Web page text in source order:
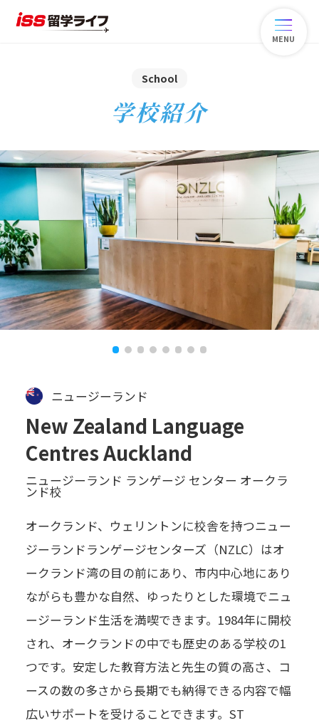
MENU
School
学校紹介
ニュージーランド
New Zealand Language
Centres Auckland
ニュージーランド ランゲージ センター オークラ
ンド校
オークランド、ウェリントンに校舎を持つニュー
ジーランドランゲージセンターズ（NZLC）はオ
ークランド湾の目の前にあり、市内中心地にあり
ながらも豊かな自然、ゆったりとした環境でニュ
ージーランド生活を満喫できます。1984年に開校
され、オークランドの中でも歴史のある学校の1
つです。安定した教育方法と先生の質の高さ、コ
ースの数の多さから長期でも納得できる内容で幅
広いサポートを受けることできます。ST